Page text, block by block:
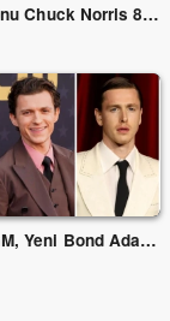
Aksiyon İkonu Chuck Norris 86 Yaşında Hayatını Kaybetti!
Amazon MGM, Yeni Bond Adaylarını Sıraladı: Listede Kimler Var?